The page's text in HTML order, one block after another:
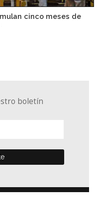
cinco meses de
boletín